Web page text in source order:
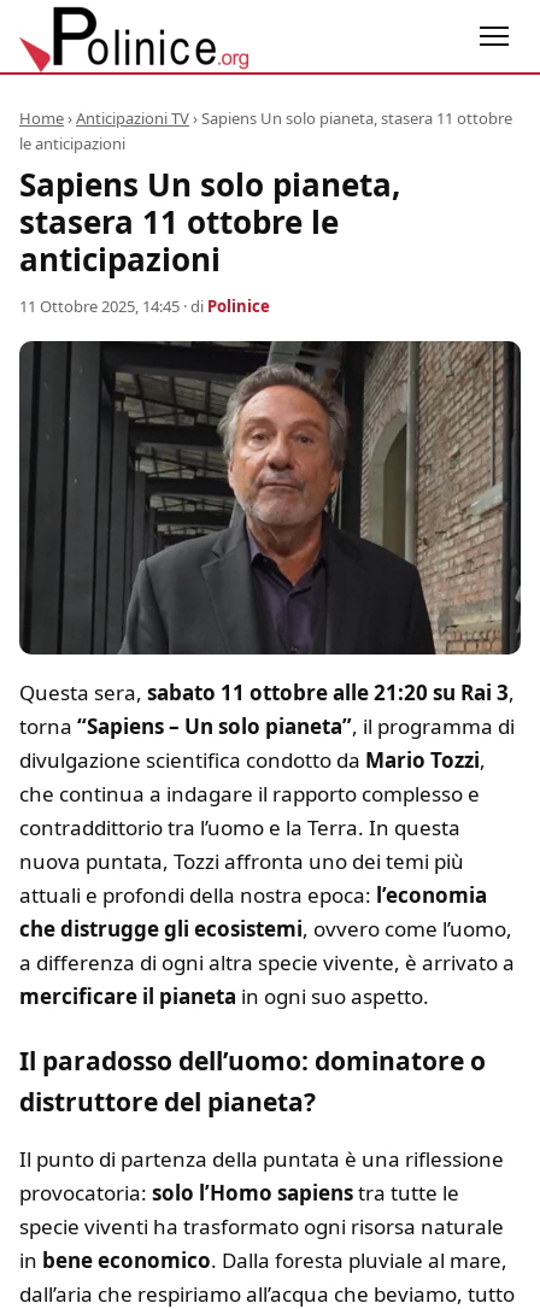
Home›Anticipazioni TV›Sapiens Un solo pianeta, stasera 11 ottobre
le anticipazioni
Sapiens Un solo pianeta,
stasera 11 ottobre le
anticipazioni
11 Ottobre 2025, 14:45 · di Polinice
Questa sera, sabato 11 ottobre alle 21:20 su Rai 3,
torna “Sapiens – Un solo pianeta”, il programma di
divulgazione scientifica condotto da Mario Tozzi,
che continua a indagare il rapporto complesso e
contraddittorio tra l’uomo e la Terra. In questa
nuova puntata, Tozzi affronta uno dei temi più
attuali e profondi della nostra epoca: l’economia
che distrugge gli ecosistemi, ovvero come l’uomo,
a differenza di ogni altra specie vivente, è arrivato a
mercificare il pianeta in ogni suo aspetto.
Il paradosso dell’uomo: dominatore o
distruttore del pianeta?
Il punto di partenza della puntata è una riflessione
provocatoria: solo l’Homo sapienstra tutte le
specie viventi ha trasformato ogni risorsa naturale
in bene economico. Dalla foresta pluviale al mare,
dall’aria che respiriamo all’acqua che beviamo, tutto